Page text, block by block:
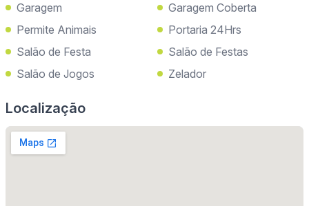
Garagem
Garagem Coberta
Permite Animais
Portaria 24Hrs
Salão de Festa
Salão de Festas
Salão de Jogos
Zelador
Localização